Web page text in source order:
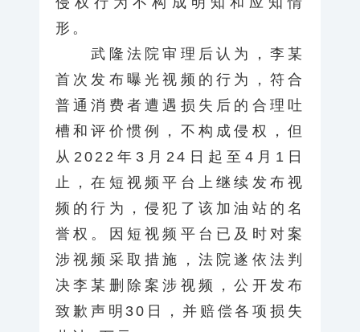
形。
武隆法院审理后认为，李某
首次发布曝光视频的行为，符合
普通消费者遭遇损失后的合理吐
槽和评价惯例，不构成侵权，但
从2022年3月24日起至4月1日
止，在短视频平台上继续发布视
频的行为，侵犯了该加油站的名
誉权。因短视频平台已及时对案
涉视频采取措施，法院遂依法判
决李某删除案涉视频，公开发布
致歉声明30日，并赔偿各项损失